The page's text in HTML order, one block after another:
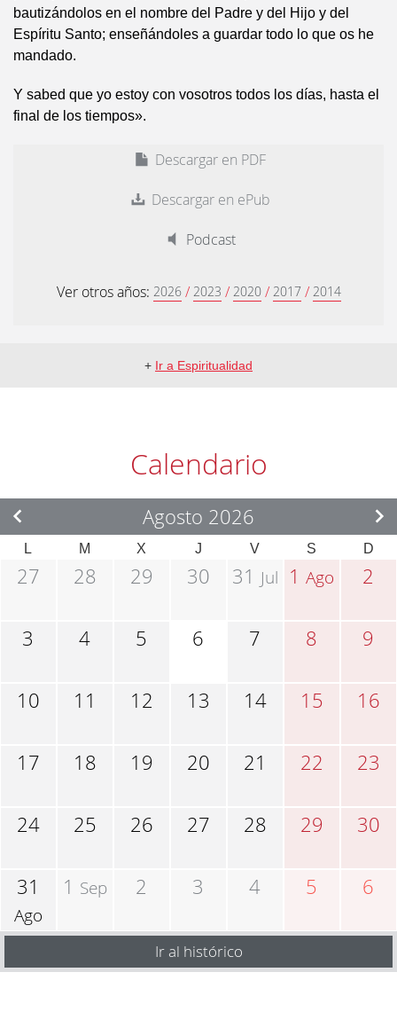
bautizándolos en el nombre del Padre y del Hijo y del
Espíritu Santo; enseñándoles a guardar todo lo que os he
mandado.
Y sabed que yo estoy con vosotros todos los días, hasta el
final de los tiempos».
Descargar en PDF
Descargar en ePub
Podcast
Ver otros años: 2026 / 2023 / 2020 / 2017 / 2014
+ Ir a Espiritualidad
Calendario
Agosto 2026
L M X J V S D
27 28 29 30 31 Jul 1Ago 2
3 4 5 6 7 8 9
10 11 12 13 14 15 16
17 18 19 20 21 22 23
24 25 26 27 28 29 30
31
Ago
1 Sep 2 3 4 5 6
Ir al histórico